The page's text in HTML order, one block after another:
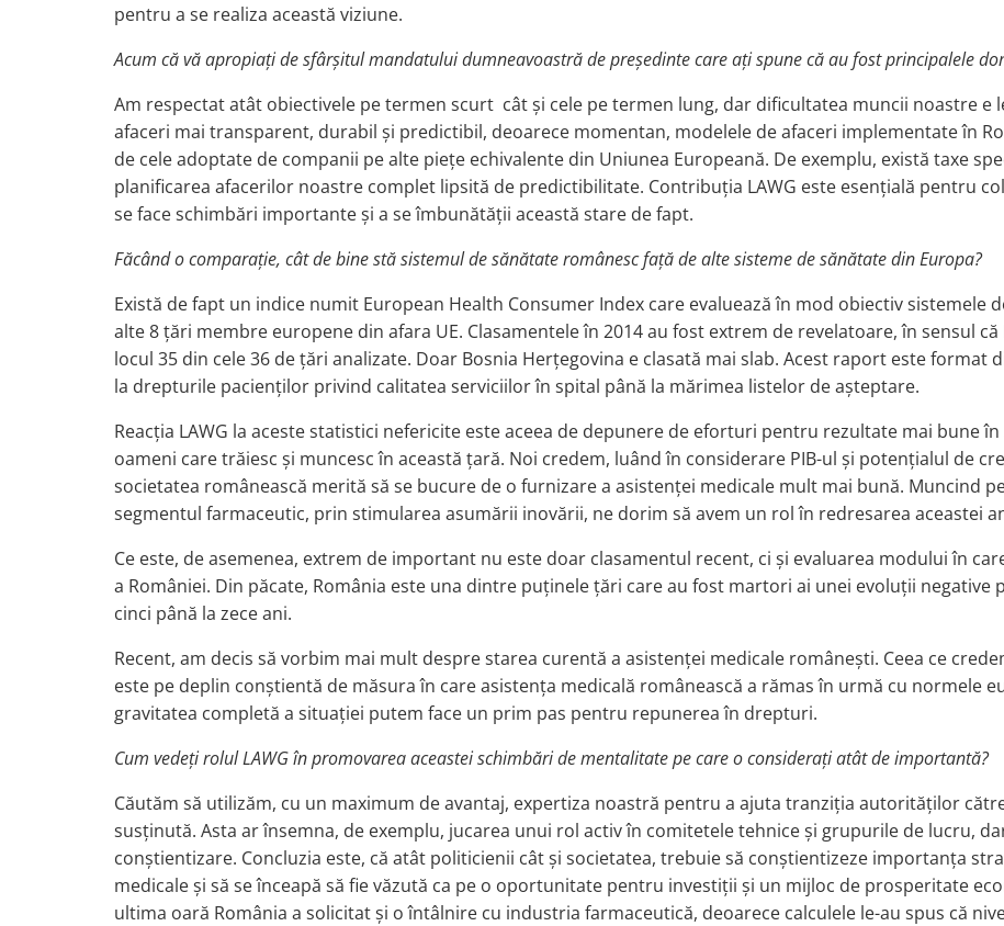
pentru a se realiza această viziune.
Acum că vă apropiați de sfârșitul mandatului dumneavoastră de președinte care ați spune că au fost principalele
Am respectat atât obiectivele pe termen scurt cât și cele pe termen lung, dar dificultatea muncii noastre e
afaceri mai transparent, durabil și predictibil, deoarece momentan, modelele de afaceri implementate în
de cele adoptate de companii pe alte piețe echivalente din Uniunea Europeană. De exemplu, există taxe
planificarea afacerilor noastre complet lipsită de predictibilitate. Contribuția LAWG este esențială pentru
se face schimbări importante și a se îmbunătății această stare de fapt.
Făcând o comparație, cât de bine stă sistemul de sănătate românesc față de alte sisteme de sănătate din Europa?
Există de fapt un indice numit European Health Consumer Index care evaluează în mod obiectiv sistemele
alte 8 țări membre europene din afara UE. Clasamentele în 2014 au fost extrem de revelatoare, în sensul
locul 35 din cele 36 de țări analizate. Doar Bosnia Herțegovina e clasată mai slab. Acest raport este format
la drepturile pacienților privind calitatea serviciilor în spital până la mărimea listelor de așteptare.
Reacția LAWG la aceste statistici nefericite este aceea de depunere de eforturi pentru rezultate mai bune
oameni care trăiesc și muncesc în această țară. Noi credem, luând în considerare PIB-ul și potențialul de
societatea românească merită să se bucure de o furnizare a asistenței medicale mult mai bună. Muncind
segmentul farmaceutic, prin stimularea asumării inovării, ne dorim să avem un rol în redresarea aceastei
Ce este, de asemenea, extrem de important nu este doar clasamentul recent, ci și evaluarea modului în
a României. Din păcate, România este una dintre puținele țări care au fost martori ai unei evoluții negative
cinci până la zece ani.
Recent, am decis să vorbim mai mult despre starea curentă a asistenței medicale românești. Ceea ce
este pe deplin conștientă de măsura în care asistența medicală românească a rămas în urmă cu normele
gravitatea completă a situației putem face un prim pas pentru repunerea în drepturi.
Cum vedeți rolul LAWG în promovarea aceastei schimbări de mentalitate pe care o considerați atât de importantă?
Căutăm să utilizăm, cu un maximum de avantaj, expertiza noastră pentru a ajuta tranziția autorităților
susținută. Asta ar însemna, de exemplu, jucarea unui rol activ în comitetele tehnice și grupurile de lucru,
conștientizare. Concluzia este, că atât politicienii cât și societatea, trebuie să conștientizeze importanța
medicale și să se înceapă să fie văzută ca pe o oportunitate pentru investiții și un mijloc de prosperitate
ultima oară România a solicitat și o întâlnire cu industria farmaceutică, deoarece calculele le-au spus că